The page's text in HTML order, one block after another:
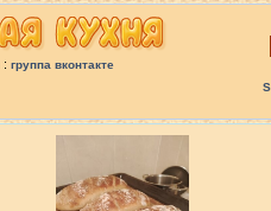
: группа вконтакте